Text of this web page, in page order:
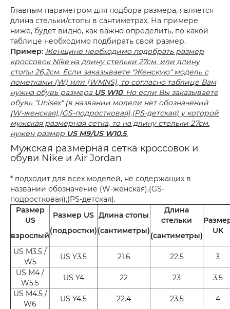
Главным параметром для подбора размера, является
длина стельки/стопы в сантиметрах. На примере
ниже, будет видно, как важно определить, по какой
таблице необходимо подбирать свой размер.
Пример: Женщине необходимо подобрать размер
кроссовок Nike на длину стельки 27см. или длину
стопы 26,2см. Если заказываете "Женскую" модель с
пометками (W) или (WMNS), то согласно таблице Вам
нужна обувь размера US W10. Но если Вы заказываете
обувь "Unisex" (в названии модели нет обозначений
(W-женская),(GS-подростковая),(PS-детская) у которой
мужская размерная сетка, то на длину стельки 27см.
нужен размер US M9/US W10.5.
Мужская размерная сетка кроссовок и
обуви Nike и Air Jordan
* подходит для всех моделей, не содержащих в
названии обозначение (W-женская),(GS-
подростковая),(PS-детская).
Размер
US
взрослый
Размер US
(подростки)
Длина стопы
(сантиметры)
Длина
стельки
(сантиметры)
UK
US M3.5 /
W5
US Y3.5 21.6 22.5
3
US M4 /
W5.5
US Y4 22 23
3.5
US M4.5 /
W6
US Y4.5 22.4 23.5
4